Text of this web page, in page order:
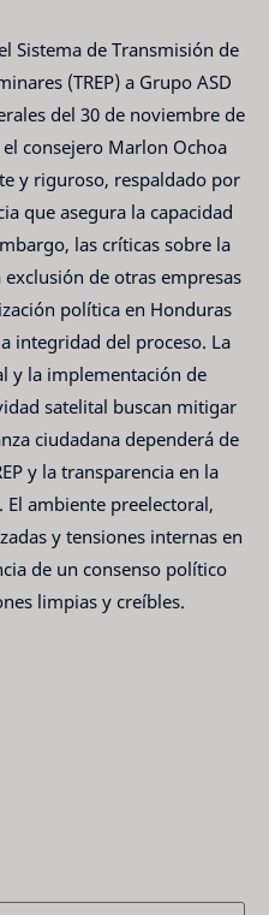
Sistema de Transmisión de
(TREP) a Grupo ASD
del 30 de noviembre de
consejero Marlon Ochoa
y riguroso, respaldado por
que asegura la capacidad
las críticas sobre la
de otras empresas
política en Honduras
integridad del proceso. La
y la implementación de
satelital buscan mitigar
ciudadana dependerá de
y la transparencia en la
ambiente preelectoral,
y tensiones internas en
de un consenso político
limpias y creíbles.